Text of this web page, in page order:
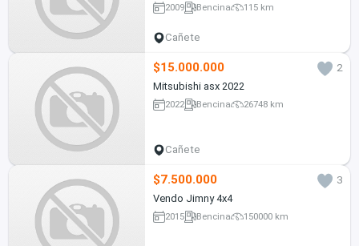
2009 Bencina 115 km
Cañete
$15.000.000
2
Mitsubishi asx 2022
2022 Bencina 26748 km
Cañete
$7.500.000
3
Vendo Jimny 4x4
2015 Bencina 150000 km